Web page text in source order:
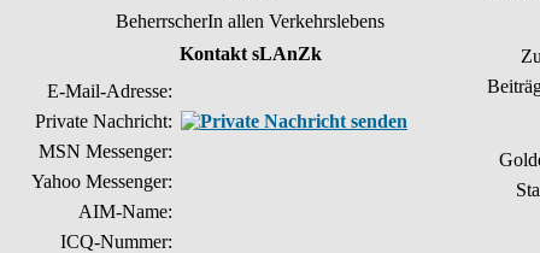
BeherrscherIn allen Verkehrslebens
Kontakt sLAnZk
E-Mail-Adresse:
Private Nachricht:
MSN Messenger:
Yahoo Messenger:
AIM-Name:
ICQ-Nummer: